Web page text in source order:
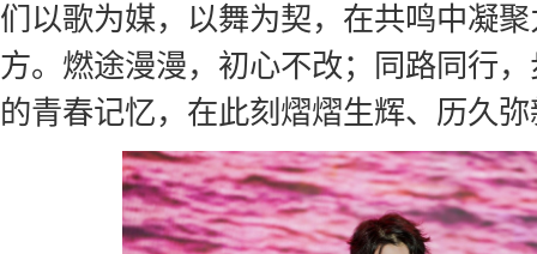
们以歌为媒，以舞为契，在共鸣中凝
方。燃途漫漫，初心不改；同路同行
的青春记忆，在此刻熠熠生辉、历久